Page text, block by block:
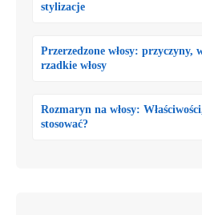
stylizacje
Przerzedzone włosy: przyczyny,
rzadkie włosy
Rozmaryn na włosy:
stosować?